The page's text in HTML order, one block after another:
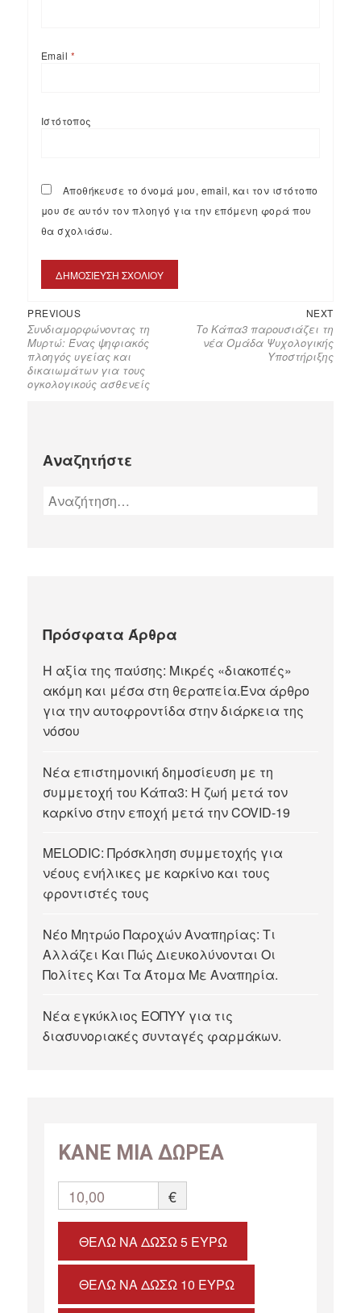
Email *
Ιστότοπος
Αποθήκευσε το όνομά μου, email, και τον ιστότοπο
μου σε αυτόν τον πλοηγό για την επόμενη φορά που
θα σχολιάσω.
PREVIOUS
Συνδιαμορφώνοντας τη
Μυρτώ: Ένας ψηφιακός
πλοηγός υγείας και
δικαιωμάτων για τους
ογκολογικούς ασθενείς
NEXT
Το Κάπα3 παρουσιάζει τη
νέα Ομάδα Ψυχολογικής
Υποστήριξης
Αναζητήστε
Πρόσφατα Άρθρα
Η αξία της παύσης: Μικρές «διακοπές»
ακόμη και μέσα στη θεραπεία.Ένα άρθρο
για την αυτοφροντίδα στην διάρκεια της
νόσου
Νέα επιστημονική δημοσίευση με τη
συμμετοχή του Κάπα3: Η ζωή μετά τον
καρκίνο στην εποχή μετά την COVID-19
MELODIC: Πρόσκληση συμμετοχής για
νέους ενήλικες με καρκίνο και τους
φροντιστές τους
Νέο Μητρώο Παροχών Αναπηρίας: Τι
Αλλάζει Και Πώς Διευκολύνονται Οι
Πολίτες Και Τα Άτομα Με Αναπηρία.
Νέα εγκύκλιος ΕΟΠΥΥ για τις
διασυνοριακές συνταγές φαρμάκων.
ΚΑΝΕ ΜΙΑ ΔΩΡΕΑ
10,00 €
ΘΈΛΩ ΝΑ ΔΏΣΩ 5 ΕΥΡΏ
ΘΈΛΩ ΝΑ ΔΏΣΩ 10 ΕΥΡΏ